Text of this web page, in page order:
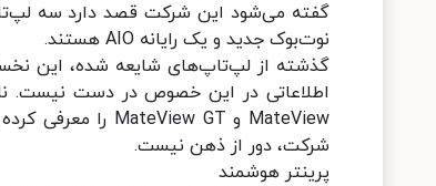
گفته می‌شود این شرکت قصد دارد سه
نوت‌بوک جدید و یک رایانه AIO هستند.
اطلاعاتی در این خصوص در دست نیست.
شرکت، دور از ذهن نیست.
پرینتر هوشمند